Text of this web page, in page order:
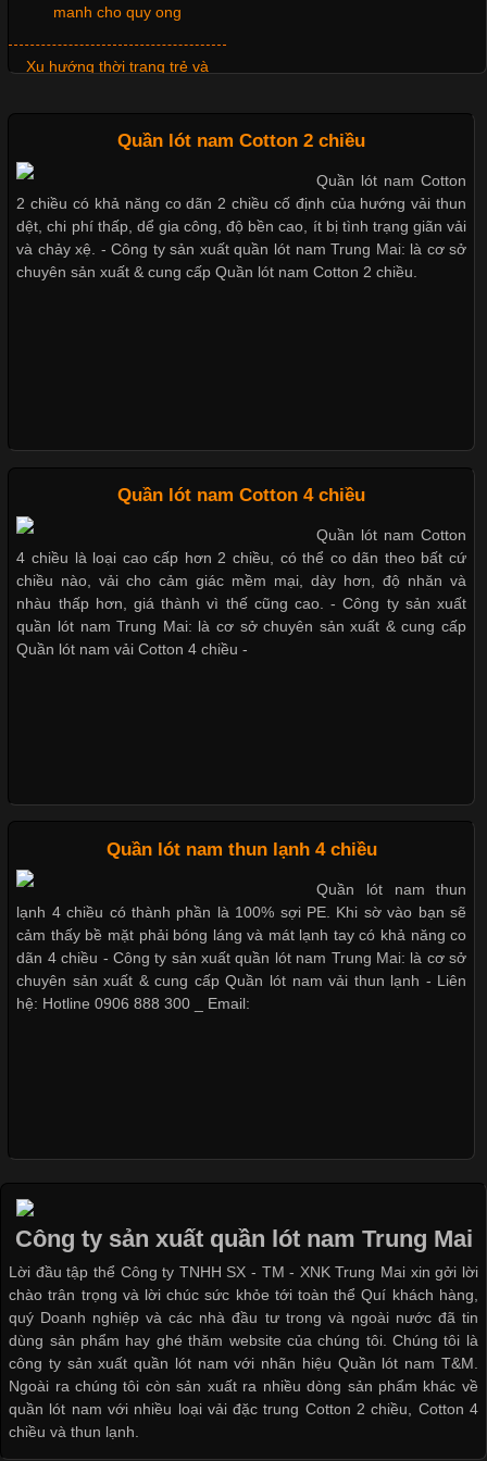
loại cổ áo sẽ mang đến một vẻ đẹp khác
Chuộng Hiện Nay
Cập nhật 2026-06-01 14:23:34
Trong môi trường kinh doanh hiện đại, việc xây dựng hình ảnh
chuyên nghiệp đóng vai trò quan trọng đối với sự phát triển của
Vải Lycra Là Gì? Chất Liệu Co Giãn Được Ưa Chuộng Trong
Ngành May Mặc Trong ngành thời trang hiện đại, các loại vải có
khả năng co giãn tốt ngày càng được ưa chuộng nhằm mang lại
cảm giác thoải mái cho người mặc. Trong đó, vải Lycra là một
trong những chất liệu nổi bật nhờ độ đàn hồi cao,
Trong những năm gần đây, vải Bamboo đang trở thành một
trong những chất liệu được yêu thích trong ngành thời trang
nhờ đặc tính mềm mại, thoáng khí và thân thiện với môi trường.
Không chỉ được ứng dụng trong quần áo thường ngày, loại vải
này còn xuất hiện nhiều trong các sản phẩm đồ lót
thoải mái khi mặc. Từ áo thun, đồ thể thao cho đến đồ lót nam,
vải thun luôn đóng vai trò quan trọng trong quá trình sản xuất.
Hiện nay, nhu cầu tìm kiếm quần lót nam giá
Xu Hướng Form Áo Thun Phổ Biến Trong Ngành May Mặc
Cập nhật 2026-05-09 15:58:23
Xu hướng thời trang trẻ và
đúng cách
thông dụng hiện nay
Bộ sưu tập quần lót nam Boxer
TpHCM
Dễ chịu hơn với quần lót nam
giá rẻ vải Cotton 4 chiều
Quần lót nam Cotton 2 chiều
Quần lót nam Cotton
2 chiều có khả năng co dãn 2 chiều cố định của hướng vải thun
dệt, chi phí thấp, dể gia công, độ bền cao, ít bị tình trạng giãn vải
và chảy xệ. - Công ty sản xuất quần lót nam Trung Mai: là cơ sở
chuyên sản xuất & cung cấp Quần lót nam Cotton 2 chiều.
Quần lót nam Cotton 4 chiều
Quần lót nam Cotton
4 chiều là loại cao cấp hơn 2 chiều, có thể co dãn theo bất cứ
chiều nào, vải cho cảm giác mềm mại, dày hơn, độ nhăn và
nhàu thấp hơn, giá thành vì thế cũng cao. - Công ty sản xuất
quần lót nam Trung Mai: là cơ sở chuyên sản xuất & cung cấp
Quần lót nam vải Cotton 4 chiều -
Quần lót nam thun lạnh 4 chiều
Quần lót nam thun
lạnh 4 chiều có thành phần là 100% sợi PE. Khi sờ vào bạn sẽ
cảm thấy bề mặt phải bóng láng và mát lạnh tay có khả năng co
dãn 4 chiều - Công ty sản xuất quần lót nam Trung Mai: là cơ sở
chuyên sản xuất & cung cấp Quần lót nam vải thun lạnh - Liên
hệ: Hotline 0906 888 300 _ Email:
Công ty sản xuất quần lót nam Trung Mai
Lời đầu tập thể Công ty TNHH SX - TM - XNK Trung Mai xin gởi lời
chào trân trọng và lời chúc sức khỏe tới toàn thể Quí khách hàng,
quý Doanh nghiệp và các nhà đầu tư trong và ngoài nước đã tin
dùng sản phẩm hay ghé thăm website của chúng tôi. Chúng tôi là
công ty sản xuất quần lót nam với nhãn hiệu Quần lót nam T&M.
Ngoài ra chúng tôi còn sản xuất ra nhiều dòng sản phẩm khác về
quần lót nam với nhiều loại vải đặc trung Cotton 2 chiều, Cotton 4
chiều và thun lạnh.